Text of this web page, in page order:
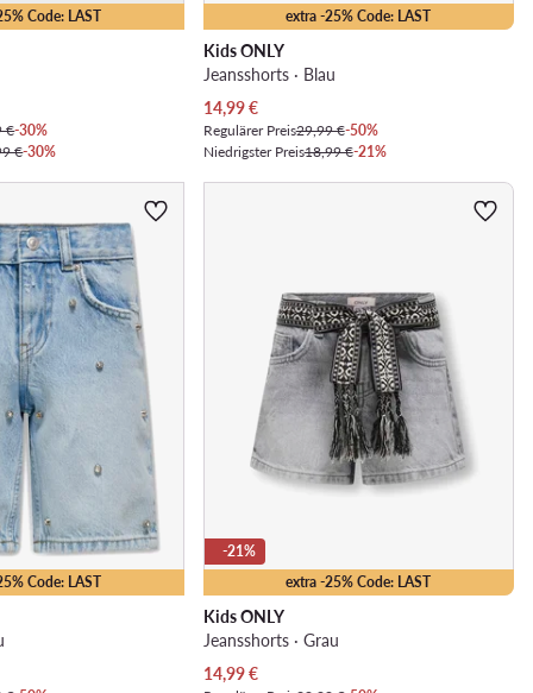
Code: LAST
€-30%
€-30%
extra -25% Code: LAST
Kids ONLY
Jeansshorts · Blau
Aktueller Preis
14,99€
Regulärer Preis29,99 €-50%
Niedrigster Preis18,99 €-21%
Code: LAST extra -25% Code: LAST
-21%
Kids ONLY
Jeansshorts · Grau
Aktueller Preis
14,99€